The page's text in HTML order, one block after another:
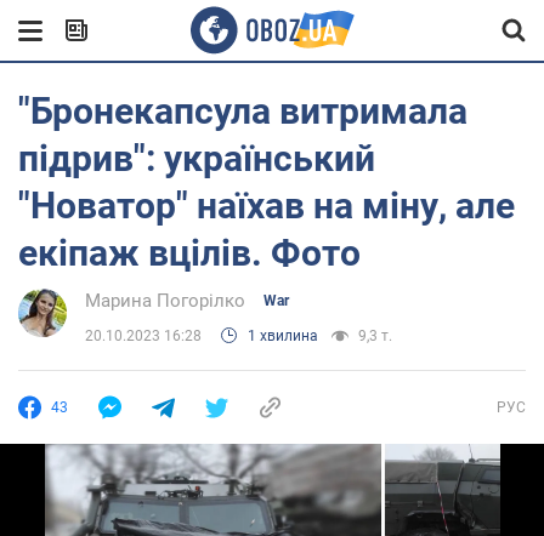
"Бронекапсула витримала
підрив": український
"Новатор" наїхав на міну, але
екіпаж вцілів. Фото
Марина Погорілко War
20.10.2023 16:28 1 хвилина 9,3 т.
43 РУС